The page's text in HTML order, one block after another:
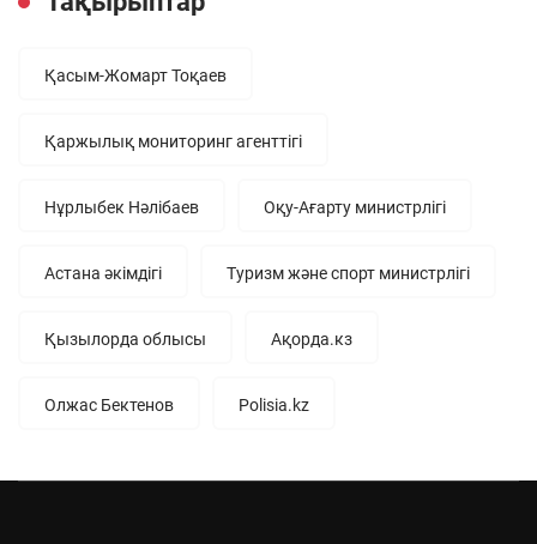
Қасым-Жомарт Тоқаев
Қаржылық мониторинг агенттігі
Нұрлыбек Нәлібаев Оқу-Ағарту министрлігі
Астана әкімдігі Туризм және спорт министрлігі
Қызылорда облысы Ақорда.кз
Олжас Бектенов Polisia.kz